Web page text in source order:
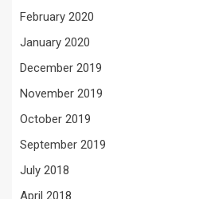
February 2020
January 2020
December 2019
November 2019
October 2019
September 2019
July 2018
April 2018